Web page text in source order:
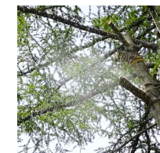
な
い
選
び
方
と
剪
定
の
長
野
県
原
村
で
「伐
採